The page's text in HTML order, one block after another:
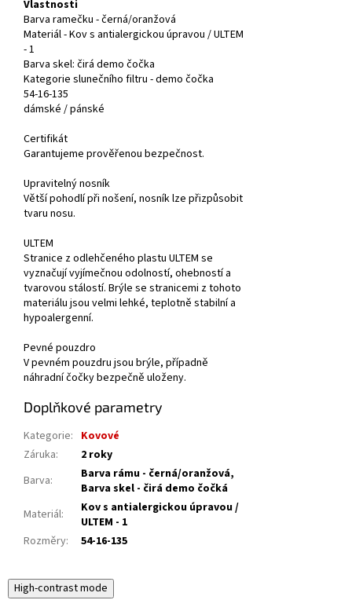
Vlastnosti
Barva ramečku - černá/oranžová
Materiál - Kov s antialergickou úpravou / ULTEM
- 1
Barva skel: čirá demo čočka
Kategorie slunečního filtru -demo čočka
54-16-135
dámské / pánské
Certifikát
Garantujeme prověřenou bezpečnost.
Upravitelný nosník
Větší pohodlí při nošení, nosník lze přizpůsobit
tvaru nosu.
ULTEM
Stranice z odlehčeného plastu ULTEM se
vyznačují vyjímečnou odolností, ohebností a
tvarovou stálostí. Brýle se stranicemi z tohoto
materiálu jsou velmi lehké, teplotně stabilní a
hypoalergenní.
Pevné pouzdro
V pevném pouzdru jsou brýle, případně
náhradní čočky bezpečně uloženy.
Doplňkové parametry
Kategorie: Kovové
Záruka:
2 roky
Barva:
Barva rámu - černá/oranžová,
Barva skel - čirá demo čočká
Materiál:
Kov s antialergickou úpravou /
ULTEM - 1
Rozměry: 54-16-135
High-contrast mode